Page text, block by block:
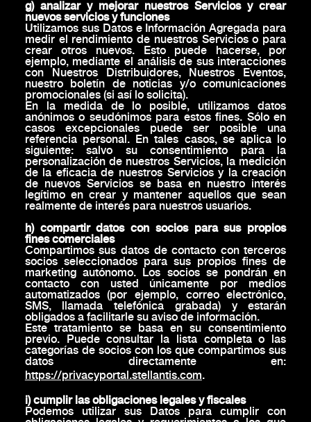
g) analizar y mejorar nuestros Servicios y crear
nuevos servicios y funciones
Utilizamos sus Datos e Información Agregada para
medir el rendimiento de nuestros Servicios o para
crear otros nuevos. Esto puede hacerse, por
ejemplo, mediante el análisis de sus interacciones
con Nuestros Distribuidores, Nuestros Eventos,
nuestro boletín de noticias y/o comunicaciones
promocionales (si así lo solicita).
En la medida de lo posible, utilizamos datos
anónimos o seudónimos para estos fines. Sólo en
casos excepcionales puede ser posible una
referencia personal. En tales casos, se aplica lo
siguiente: salvo su consentimiento para la
personalización de nuestros Servicios, la medición
de la eficacia de nuestros Servicios y la creación
de nuevos Servicios se basa en nuestro interés
legítimo en crear y mantener aquellos que sean
realmente de interés para nuestros usuarios.
h) compartir datos con socios para sus propios
fines comerciales
Compartimos sus datos de contacto con terceros
socios seleccionados para sus propios fines de
marketing autónomo. Los socios se pondrán en
contacto con usted únicamente por medios
automatizados (por ejemplo, correo electrónico,
SMS, llamada telefónica grabada) y estarán
obligados a facilitarle su aviso de información.
Este tratamiento se basa en su consentimiento
previo. Puede consultar la lista completa o las
categorías de socios con los que compartimos sus
datos directamente en:
https://privacyportal.stellantis.com.
i) cumplir las obligaciones legales y fiscales
Podemos utilizar sus Datos para cumplir con